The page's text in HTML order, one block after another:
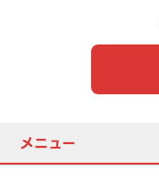
メニュー